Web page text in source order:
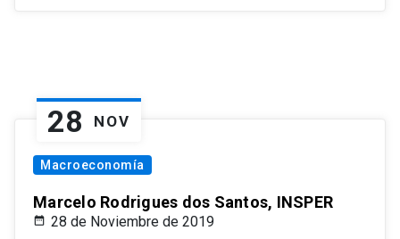
28 NOV
Macroeconomía
Marcelo Rodrigues dos Santos, INSPER
28 de Noviembre de 2019